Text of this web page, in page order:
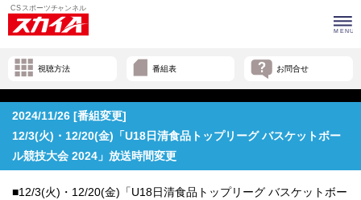
視聴方法 番組表 お問合せ
2024/11/26 [番組変更]
12/3(火)・12/20(金)「U18日清食品トップリーグ バスケットボー
ル競技大会 2024」放送時間変更
■12/3(火)・12/20(金)「U18日清食品トップリーグ バスケットボー